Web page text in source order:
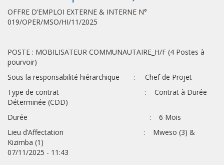
OFFRE D’EMPLOI EXTERNE & INTERNE N°
019/OPER/MSO/HI/11/2025
POSTE : MOBILISATEUR COMMUNAUTAIRE_H/F (4 Postes à
pourvoir)
Sous la responsabilité hiérarchique : Chef de Projet
Type de contrat : Contrat à Durée
Déterminée (CDD)
Durée : 6 Mois
Lieu d’Affectation : Mweso (3) &
Kizimba (1)
07/11/2025 - 11:43